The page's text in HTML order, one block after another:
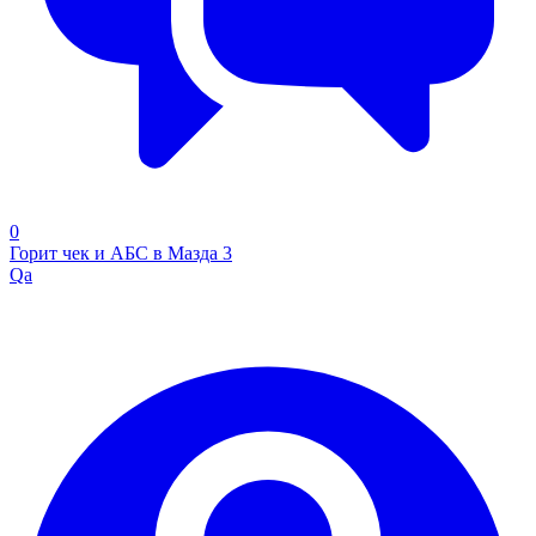
0
Горит чек и АБС в Мазда 3
Qa